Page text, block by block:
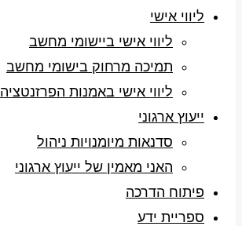
ליווי אישי
ליווי אישי ביישומי מחשב
תמיכה מרחוק בישומי מחשב
ליווי אישי באמנות הפרזנטציה
ייעוץ ארגוני
סדנאות מיומנויות ניהול
האני מאמין של ייעוץ ארגוני
פיתוח הדרכה
ספריית ידע